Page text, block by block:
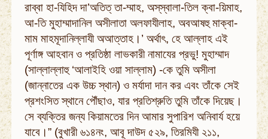
রাব্বা হা-যিহিদ দা’অতিত্‌ তা-ম্মাহ, অস্‌স্বালা-তিল ক্বা-য়িমাহ,
আ-তি মুহাম্মাদানিল অসীলাতা অলফাযীলাহ, অবআষহু মাক্বা-
মাম মাহমূদানিল্লাযী অআত্তাহ।’ অর্থাৎ, হে আল্লাহ এই
পূর্ণাঙ্গ আহবান ও প্রতিষ্ঠা লাভকারী নামাযের প্রভু! মুহাম্মাদ
(সাল্লাল্লাহু ‘আলাইহি ওয়া সাল্লাম) -কে তুমি অসীলা
(জান্নাতের এক উচ্চ স্থান) ও মর্যাদা দান কর এবং তাঁকে সেই
প্রশংসিত স্থানে পৌঁছাও, যার প্রতিশ্রুতি তুমি তাঁকে দিয়েছ।
সে ব্যক্তির জন্য কিয়ামতের দিন আমার সুপারিশ অনিবার্য হয়ে
যাবে।” (বুখারী ৬১৪নং, আবূ দাউদ ৫২৯, তিরমিযী ২১১,